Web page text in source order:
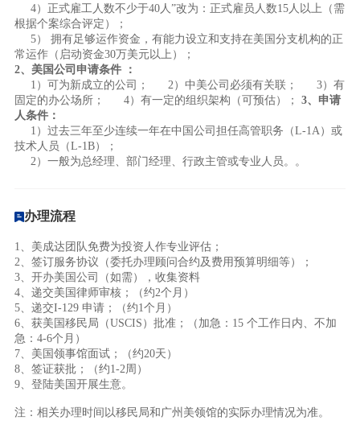
4）正式雇工人数不少于40人”改为：正式雇员人数15人以上（需
根据个案综合评定）；
5） 拥有足够运作资金，有能力设立和支持在美国分支机构的正
常运作（启动资金30万美元以上）；
2、美国公司申请条件 ：
1）可为新成立的公司； 2）中美公司必须有关联； 3）有
固定的办公场所； 4）有一定的组织架构（可预估）； 3、申请
人条件：
1）过去三年至少连续一年在中国公司担任高管职务（L-1A）或
技术人员（L-1B）；
2）一般为总经理、部门经理、行政主管或专业人员。。
办理流程
1、美成达团队免费为投资人作专业评估；
2、签订服务协议（委托办理顾问合约及费用预算明细等）；
3、开办美国公司（如需），收集资料
4、递交美国律师审核；（约2个月）
5、递交I-129 申请；（约1个月）
6、获美国移民局（USCIS）批准；（加急：15 个工作日内、 不加
急： 4-6个月）
7、美国领事馆面试；（约20天）
8、签证获批；
（约1-2周）
9、登陆美国开展生意。
注：相关办理时间以移民局和广州美领馆的实际办理情况为准。